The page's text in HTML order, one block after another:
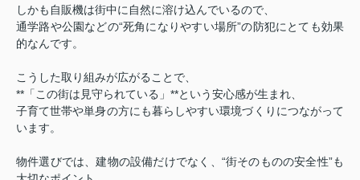
しかも自販機は街中に自然に溶け込んでいるので、
通学路や公園などの“死角になりやすい場所”の防犯にとても効果
的なんです。
こうした取り組みが広がることで、
**「この街は見守られている」**という安心感が生まれ、
子育て世帯や単身の方にも暮らしやすい環境づくりにつながって
います。
物件選びでは、建物の設備だけでなく、“街そのものの安全性”も